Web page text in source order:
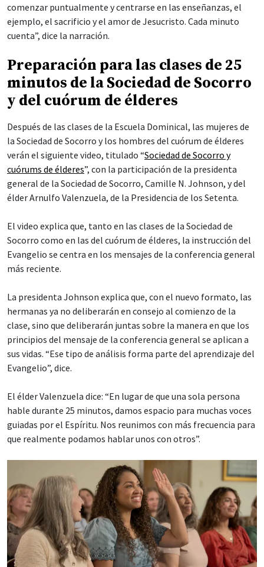
comenzar puntualmente y centrarse en las enseñanzas, el
ejemplo, el sacrificio y el amor de Jesucristo. Cada minuto
cuenta”, dice la narración.
Preparación para las clases de 25
minutos de la Sociedad de Socorro
y del cuórum de élderes
Después de las clases de la Escuela Dominical, las mujeres de
la Sociedad de Socorro y los hombres del cuórum de élderes
verán el siguiente video, titulado “Sociedad de Socorro y
cuórums de élderes”, con la participación de la presidenta
general de la Sociedad de Socorro, Camille N. Johnson, y del
élder Arnulfo Valenzuela, de la Presidencia de los Setenta.
El video explica que, tanto en las clases de la Sociedad de
Socorro como en las del cuórum de élderes, la instrucción del
Evangelio se centra en los mensajes de la conferencia general
más reciente.
La presidenta Johnson explica que, con el nuevo formato, las
hermanas ya no deliberarán en consejo al comienzo de la
clase, sino que deliberarán juntas sobre la manera en que los
principios del mensaje de la conferencia general se aplican a
sus vidas. “Ese tipo de análisis forma parte del aprendizaje del
Evangelio”, dice.
El élder Valenzuela dice: “En lugar de que una sola persona
hable durante 25 minutos, damos espacio para muchas voces
guiadas por el Espíritu. Nos reunimos con más frecuencia para
que realmente podamos hablar unos con otros”.